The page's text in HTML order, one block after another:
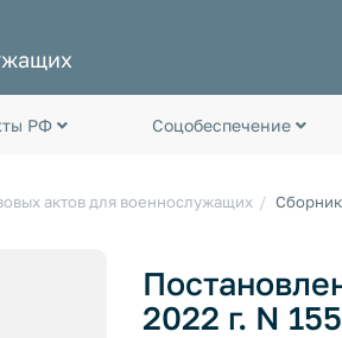
РФ Соцобеспечение
актов для военнослужащих
2022 г. N